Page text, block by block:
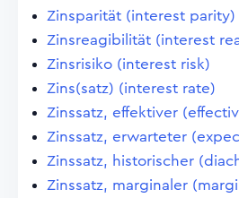
Zinsparität (interest parity)
Zinsreagibilität (interest
Zinsrisiko (interest risk)
Zins(satz) (interest rate)
Zinssatz, effektiver
Zinssatz, erwarteter
Zinssatz, historischer
Zinssatz, marginaler